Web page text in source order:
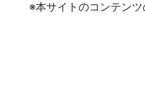
※本サイトのコンテン